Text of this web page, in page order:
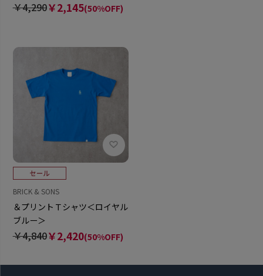
＞
￥4,290￥2,145(50%OFF)
BRICK & SONS
＆プリントＴシャツ＜ロイヤル
ブルー＞
￥4,840￥2,420(50%OFF)